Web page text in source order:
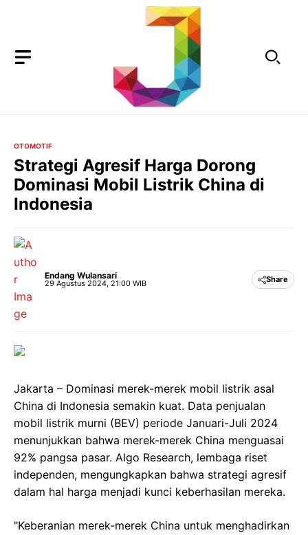
OTOMOTIF
Strategi Agresif Harga Dorong
Dominasi Mobil Listrik China di
Indonesia
Endang Wulansari
29 Agustus 2024, 21:00 WIB Share
Jakarta – Dominasi merek-merek mobil listrik asal
China di Indonesia semakin kuat. Data penjualan
mobil listrik murni (BEV) periode Januari-Juli 2024
menunjukkan bahwa merek-merek China menguasai
92% pangsa pasar. Algo Research, lembaga riset
independen, mengungkapkan bahwa strategi agresif
dalam hal harga menjadi kunci keberhasilan mereka.
"Keberanian merek-merek China untuk menghadirkan